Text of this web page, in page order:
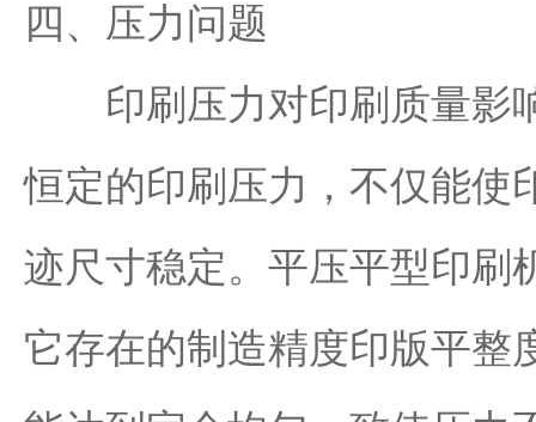
四、压力问题
印刷压力对印刷质量影
恒定的印刷压力，不仅能使
迹尺寸稳定。平压平型印刷
它存在的制造精度印版平整